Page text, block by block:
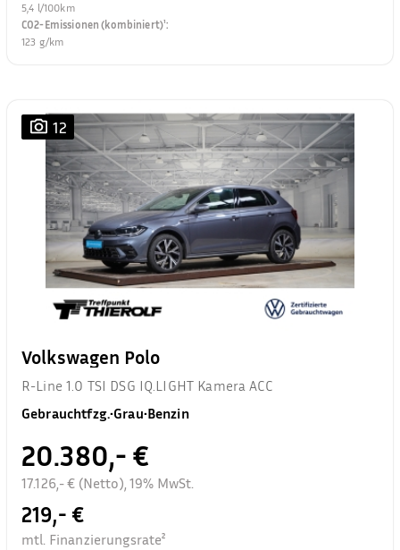
5,4 l/100km
CO2-Emissionen (kombiniert)¹:
123 g/km
12
Volkswagen Polo
R-Line 1.0 TSI DSG IQ.LIGHT Kamera ACC
Gebrauchtfzg.•Grau•Benzin
20.380,- €
17.126,- € (Netto), 19% MwSt.
219,- €
mtl. Finanzierungsrate²